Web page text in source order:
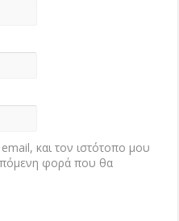
και τον ιστότοπο μου
φορά που θα